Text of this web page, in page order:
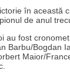
în
de anul
au fost
Barbu/Bogdan
Maior/